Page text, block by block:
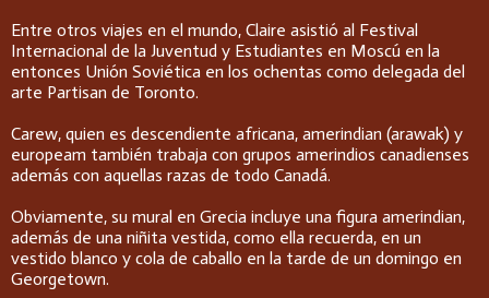
Entre otros viajes en el mundo, Claire asistió al Festival
Internacional de la Juventud y Estudiantes en Moscú en la
entonces Unión Soviética en los ochentas como delegada del
arte Partisan de Toronto.
Carew, quien es descendiente africana, amerindian (arawak) y
europeam también trabaja con grupos amerindios canadienses
además con aquellas razas de todo Canadá.
Obviamente, su mural en Grecia incluye una figura amerindian,
además de una niñita vestida, como ella recuerda, en un
vestido blanco y cola de caballo en la tarde de un domingo en
Georgetown.